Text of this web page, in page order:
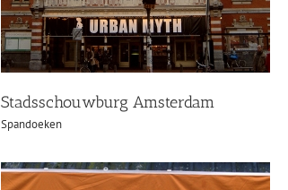
Stadsschouwburg Amsterdam
Spandoeken